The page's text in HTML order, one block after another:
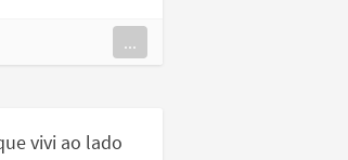
...
vivi ao lado